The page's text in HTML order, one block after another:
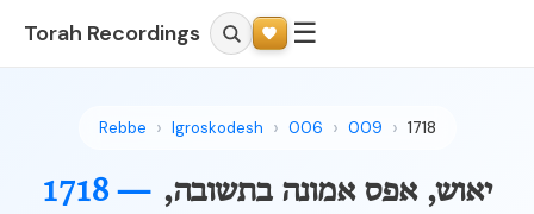
Torah Recordings ☰
Rebbe Igroskodesh 006 009 1718
1718 — יאוש, אפס אמונה בתשובה,